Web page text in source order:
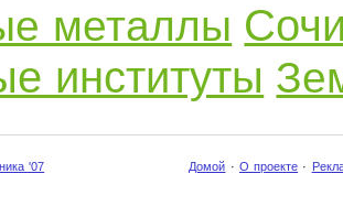
металлы
институты
'07 Домой · О проекте ·